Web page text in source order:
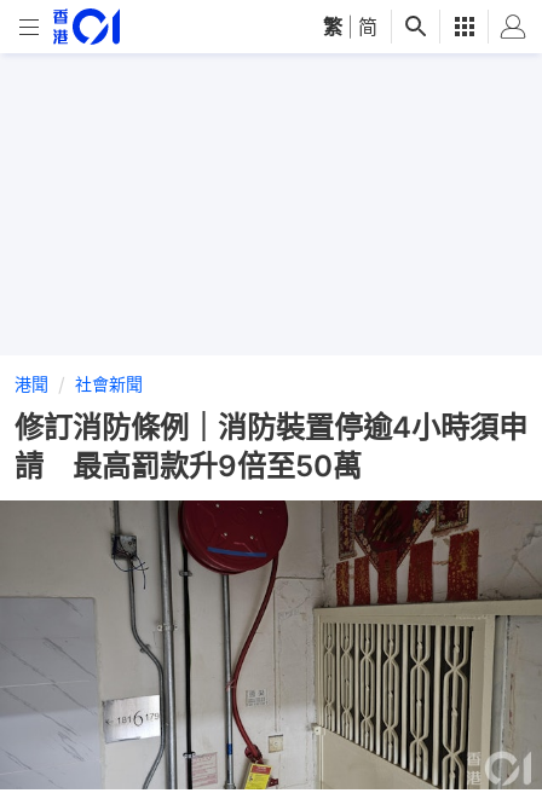
繁 简
港聞 社會新聞
修訂消防條例｜消防裝置停逾4小時須申
請 最高罰款升9倍至50萬